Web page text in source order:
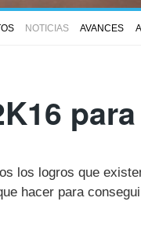
NOTICIAS AVANCES
los logros que
hacer para